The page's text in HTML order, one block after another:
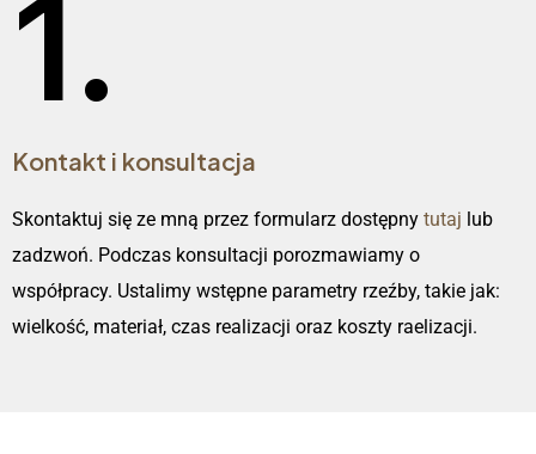
1.
Kontakt i konsultacja
Skontaktuj się ze mną przez formularz dostępny tutaj lub
zadzwoń. Podczas konsultacji porozmawiamy o
współpracy. Ustalimy wstępne parametry rzeźby, takie jak:
wielkość, materiał, czas realizacji oraz koszty raelizacji.